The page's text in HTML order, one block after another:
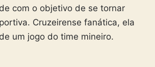
com o objetivo de se tornar
Cruzeirense fanática, ela
um jogo do time mineiro.